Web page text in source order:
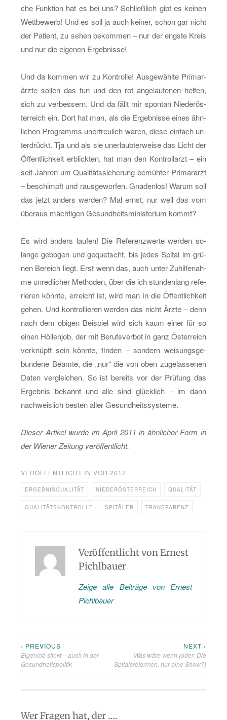
che Funk­ti­on hat es bei uns? Schließ­lich gibt es kei­nen
Wett­be­werb! Und es soll ja auch kei­ner, schon gar nicht
der Pa­ti­ent, zu sehen be­kom­men – nur der engs­te Kreis
und nur die ei­ge­nen Er­geb­nis­se!
Und da kom­men wir zu Kon­trol­le! Aus­ge­wähl­te Pri­mar­
ärz­te sol­len das tun und den rot an­ge­lau­fe­nen hel­fen,
sich zu ver­bes­sern. Und da fällt mir spon­tan Nie­der­ös­
ter­reich ein. Dort hat man, als die Er­geb­nis­se eines ähn­
li­chen Pro­gramms un­er­freu­lich waren, diese ein­fach un­
ter­drückt. Tja und als sie un­er­laub­ter­wei­se das Licht der
Öf­fent­lich­keit er­blick­ten, hat man den Kon­trol­l­arzt – ein
seit Jah­ren um Qua­li­täts­si­che­rung be­müh­ter Pri­mar­arzt
– be­schimpft und raus­ge­wor­fen. Gna­den­los! Warum soll
das jetzt an­ders wer­den? Mal ernst, nur weil das vom
über­aus mäch­ti­gen Ge­sund­heits­mi­nis­te­ri­um kommt?
Es wird an­ders lau­fen! Die Re­fe­renz­wer­te wer­den so­
lan­ge ge­bo­gen und ge­quetscht, bis jedes Spi­tal im grü­
nen Be­reich liegt. Erst wenn das, auch unter Zu­hil­fe­nah­
me un­red­li­cher Me­tho­den, über die ich stun­den­lang re­fe­
rie­ren könn­te, er­reicht ist, wird man in die Öf­fent­lich­keit
gehen. Und kon­trol­lie­ren wer­den das nicht Ärzte – denn
nach dem obi­gen Bei­spiel wird sich kaum einer für so
einen Höl­len­job, der mit Be­rufs­ver­bot in ganz Ös­ter­reich
ver­knüpft sein könn­te, fin­den – son­dern wei­sungs­ge­
bun­de­ne Be­am­te, die „nur“ die von oben zu­ge­las­se­nen
Daten ver­glei­chen. So ist be­reits vor der Prü­fung das
Er­geb­nis be­kannt und alle sind glück­lich – im dann
nach­weis­lich bes­ten aller Ge­sund­heits­sys­te­me.
Die­ser Ar­ti­kel wurde im April 2011 in ähn­li­cher Form in
der Wie­ner Zei­tung ver­öf­fent­licht.
VERÖFFENTLICHT IN VOR 2012
ERGEBNISQUALITÄT NIEDERÖSTERREICH QUALITÄT
QUALITÄTSKONTROLLE SPITÄLER TRANSPARENZ
Veröffentlicht von Ernest
Pichlbauer
Zeige alle Beiträge von Ernest
Pichlbauer
Beitragsnavigation
‹ PREVIOUS
Eigenlob stinkt – auch in der
Gesundheitspolitik
NEXT ›
Was wäre wenn (oder: Die
Spitalsreformen, nur eine Show?)
Wer Fragen hat, der ….